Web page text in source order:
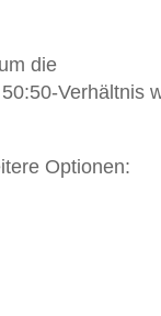
die
Verhältnis
Optionen: